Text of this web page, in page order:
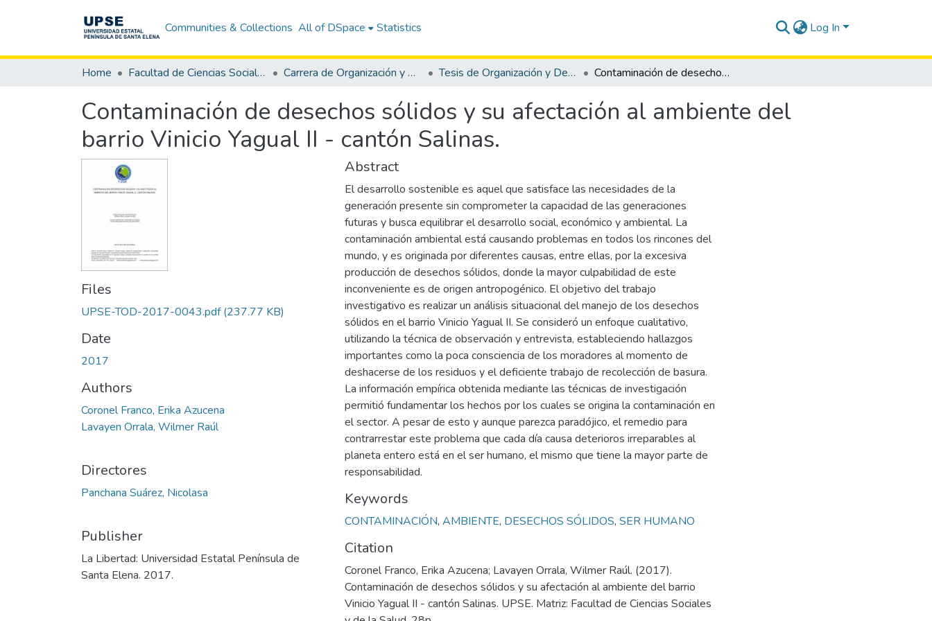
Communities & Collections All of DSpace Statistics Log In
Home Facultad de Ciencias Sociales y de la Salud Carrera de Organización y Desarrollo Comunitario Tesis de Organización y Desarrollo Comunitario Contaminación de desechos sólidos y su afectación al ambiente del barrio Vinicio Yagual II - cantón Salinas.
Contaminación de desechos sólidos y su afectación al ambiente del
barrio Vinicio Yagual II - cantón Salinas.
Files
UPSE-TOD-2017-0043.pdf(237.77 KB)
Date
2017
Authors
Coronel Franco, Erika Azucena
Lavayen Orrala, Wilmer Raúl
Directores
Panchana Suárez, Nicolasa
Publisher
La Libertad: Universidad Estatal Península de
Santa Elena. 2017.
Abstract
El desarrollo sostenible es aquel que satisface las necesidades de la
generación presente sin comprometer la capacidad de las generaciones
futuras y busca equilibrar el desarrollo social, económico y ambiental. La
contaminación ambiental está causando problemas en todos los rincones del
mundo, y es originada por diferentes causas, entre ellas, por la excesiva
producción de desechos sólidos, donde la mayor culpabilidad de este
inconveniente es de origen antropogénico. El objetivo del trabajo
investigativo es realizar un análisis situacional del manejo de los desechos
sólidos en el barrio Vinicio Yagual II. Se consideró un enfoque cualitativo,
utilizando la técnica de observación y entrevista, estableciendo hallazgos
importantes como la poca consciencia de los moradores al momento de
deshacerse de los residuos y el deficiente trabajo de recolección de basura.
La información empírica obtenida mediante las técnicas de investigación
permitió fundamentar los hechos por los cuales se origina la contaminación en
el sector. A pesar de esto y aunque parezca paradójico, el remedio para
contrarrestar este problema que cada día causa deterioros irreparables al
planeta entero está en el ser humano, el mismo que tiene la mayor parte de
responsabilidad.
Keywords
CONTAMINACIÓN, AMBIENTE, DESECHOS SÓLIDOS, SER HUMANO
Citation
Coronel Franco, Erika Azucena; Lavayen Orrala, Wilmer Raúl. (2017).
Contaminación de desechos sólidos y su afectación al ambiente del barrio
Vinicio Yagual II - cantón Salinas. UPSE. Matriz: Facultad de Ciencias Sociales